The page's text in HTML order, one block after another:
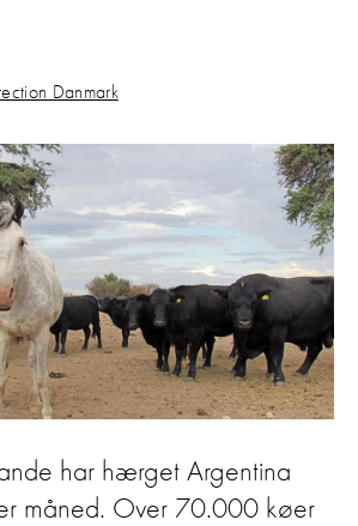
Danmark
har hærget Argentina
måned. Over 70.000 køer